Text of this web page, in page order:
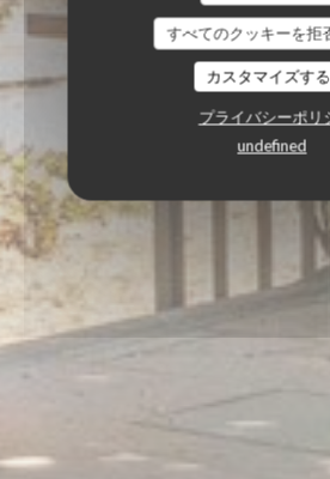
すべてのクッキーを拒
カスタマイズする
プライバシーポリ
undefined